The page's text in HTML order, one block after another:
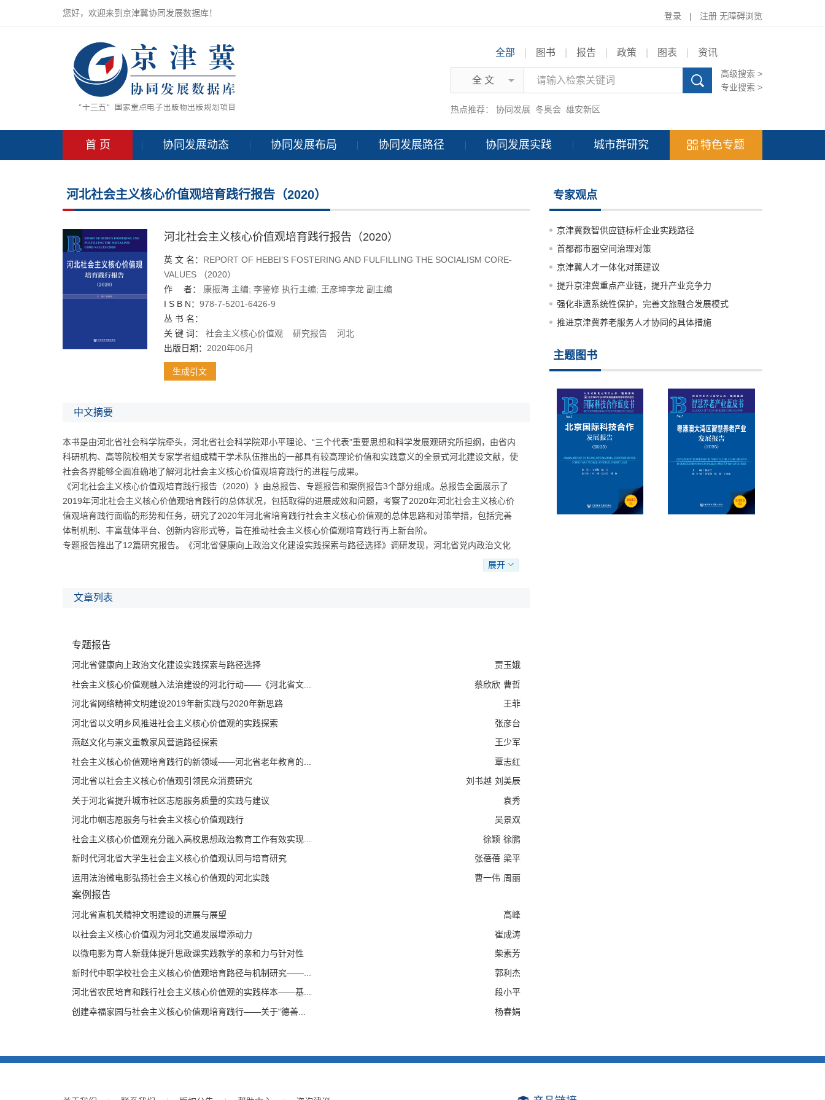
您好，欢迎来到京津冀协同发展数据库！ 登录 | 注册 无障碍浏览
全部 图书 报告 政策 图表 资讯
全 文
高级搜索 >
专业搜索 >
热点推荐： 协同发展 冬奥会 雄安新区
首 页 协同发展动态 协同发展布局 协同发展路径 协同发展实践 城市群研究 特色专题
河北社会主义核心价值观培育践行报告（2020）
河北社会主义核心价值观培育践行报告（2020）
英 文 名： REPORT OF HEBEI’S FOSTERING AND FULFILLING THE SOCIALISM CORE-
VALUES （2020）
作 者：
康振海 主编; 李鉴修 执行主编; 王彦坤李龙 副主编
I S B N： 978-7-5201-6426-9
丛 书 名：
关 键 词：
社会主义核心价值观 研究报告
河北
出版日期： 2020年06月
生成引文
中文摘要
本书是由河北省社会科学院牵头，河北省社会科学院邓小平理论、“三个代表”重要思想和科学发展观研究所担纲，由省内
科研机构、高等院校相关专家学者组成精干学术队伍推出的一部具有较高理论价值和实践意义的全景式河北建设文献，使
社会各界能够全面准确地了解河北社会主义核心价值观培育践行的进程与成果。
《河北社会主义核心价值观培育践行报告（2020）》由总报告、专题报告和案例报告3个部分组成。总报告全面展示了
2019年河北社会主义核心价值观培育践行的总体状况，包括取得的进展成效和问题，考察了2020年河北社会主义核心价
值观培育践行面临的形势和任务，研究了2020年河北省培育践行社会主义核心价值观的总体思路和对策举措，包括完善
体制机制、丰富载体平台、创新内容形式等，旨在推动社会主义核心价值观培育践行再上新台阶。
专题报告推出了12篇研究报告。《河北省健康向上政治文化建设实践探索与路径选择》调研发现，河北省党内政治文化
总体积极健康，但消极腐败现象依然在一些地方存在，必须继续坚定文化自信，遵循文化规律，加强组织领导，挖掘优势
资源，推进文化供给侧改革，在守正出新中不断给党内政治文化注入生机活力。《社会主义核心价值观融入法治建设的河
为，以法治力量促进社会文明程度提升。《河北省网络精神文明建设2019年新实践与2020年新思路》指出，2019年河北
进社会主义核心价值观的实践探索》认为，河北省把培育乡风文明作为培育和践行社会主义核心价值观的重要抓手，精心
部署、多措并举，取得了很好成效。本文提出具体对策建议，关注解决乡风文明建设仍然存在的一些问题。《燕赵文化与
省在这方面做了许多基础性工作，提供了许多有益启示。《河北省以社会主义核心价值观引领民众消费研究》展示了河北
省坚持以社会主义核心价值观引导民众消费所取得的显著成绩，但许多问题亟待解决，应进一步增强民众健康消费、适度
消费、公平消费、依法消费观念。《关于河北省提升城市社区志愿服务质量的实践与建议》认为，河北省城市社区志愿服
展。《河北巾帼志愿服务与社会主义核心价值观践行》对河北巾帼志愿服务的发展现状从组织机构、队伍建设、制度建
设、品牌建设等方面进行了梳理，并提出进一步提升的对策建议。《社会主义核心价值观充分融入高校思想政治教育工作
有效实现路径探析》试图从高校继续培育和践行社会主义核心价值观的角度，展示河北省高校近年来思想政治教育工作特
出，河北省大学生在社会主义核心价值观认知认同上总体向好，但也存在部分大学生认知程度不深入、认同情感不稳定、
知行不一等问题，需要以学生为中心，采取分层分类教育引导方式，促进理论认知、情感认同、行为践行。《运用法治微
电影弘扬社会主义核心价值观的河北实践》表明，河北省充分利用微电影开展法治宣传和法治教育，开辟了宣传社会主义
用。
案例报告推出6篇研究报告。《河北省直机关精神文明建设的进展与展望》认为，河北省直各部门以本职工作为切入点，
精神文明建设取得明显效果，但仍存在思想认识模糊、工作短期行为和形式主义倾向等问题。今后，要坚持以人民为中心
的价值取向，搞好河北省直机关精神文明建设，发挥示范“窗口”作用。《以社会主义核心价值观为河北交通发展增添动
交通运输大发展。《以微电影为育人新载体提升思政课实践教学的亲和力与针对性》认为，河北大学开展微电影实践教学
模式探索，取得良好效果，为社会主义核心价值观培育和践行提供了有益启示。《新时代中职学校社会主义核心价值观培
育路径与机制研究》指出，河北商贸学校围绕社会主义核心价值观培育，矢志不渝践行“立德树人”价值追求，创新路径与
以邢台市威县孙家寨村为案例，对乡村振兴中县域如何培育和践行社会主义核心价值观进行调研，力求为乡村振兴战略实
展开
文章列表
专题报告
贾玉娥
河北省健康向上政治文化建设实践探索与路径选择
蔡欣欣 曹哲
社会主义核心价值观融入法治建设的河北行动——《河北省文...
王菲
河北省网络精神文明建设2019年新实践与2020年新思路
张彦台
河北省以文明乡风推进社会主义核心价值观的实践探索
王少军
燕赵文化与崇文重教家风营造路径探索
覃志红
社会主义核心价值观培育践行的新领域——河北省老年教育的...
刘书越 刘美辰
河北省以社会主义核心价值观引领民众消费研究
袁秀
关于河北省提升城市社区志愿服务质量的实践与建议
吴景双
河北巾帼志愿服务与社会主义核心价值观践行
徐颖 徐鹏
社会主义核心价值观充分融入高校思想政治教育工作有效实现...
张蓓蓓 梁平
新时代河北省大学生社会主义核心价值观认同与培育研究
曹一伟 周丽
运用法治微电影弘扬社会主义核心价值观的河北实践
案例报告
高峰
河北省直机关精神文明建设的进展与展望
崔成涛
以社会主义核心价值观为河北交通发展增添动力
柴素芳
以微电影为育人新载体提升思政课实践教学的亲和力与针对性
郭利杰
新时代中职学校社会主义核心价值观培育路径与机制研究——...
段小平
河北省农民培育和践行社会主义核心价值观的实践样本——基...
杨春娟
创建幸福家园与社会主义核心价值观培育践行——关于“德善...
专家观点
京津冀数智供应链标杆企业实践路径
首都都市圈空间治理对策
京津冀人才一体化对策建议
提升京津冀重点产业链，提升产业竞争力
强化非遗系统性保护，完善文旅融合发展模式
推进京津冀养老服务人才协同的具体措施
主题图书